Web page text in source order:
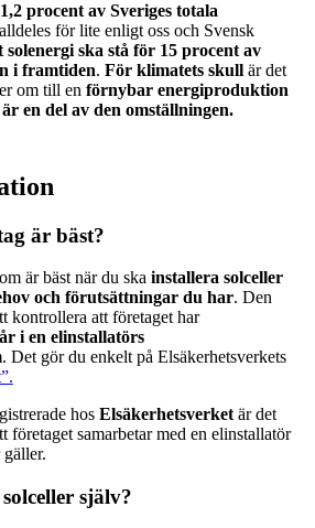
procent av Sveriges totala
för lite enligt oss och Svensk
ska stå för 15 procent av
i framtiden. För klimatets skullär det
om till en förnybar energiproduktion
en del av den omställningen.
är bäst?
är bäst när du ska installera solceller
och förutsättningar du har. Den
kontrollera att företaget har
i en elinstallatörs
. Det gör du enkelt på Elsäkerhetsverkets
hos Elsäkerhetsverket är det
företaget samarbetar med en elinstallatör
själv?